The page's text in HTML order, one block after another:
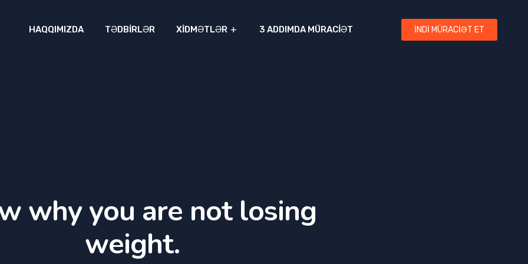
HAQQIMIZDA TƏDBIRLƏR XIDMƏTLƏR 3 ADDIMDA MÜRACIƏT İNDI MÜRACIƏT ET
why you are not losing
weight.